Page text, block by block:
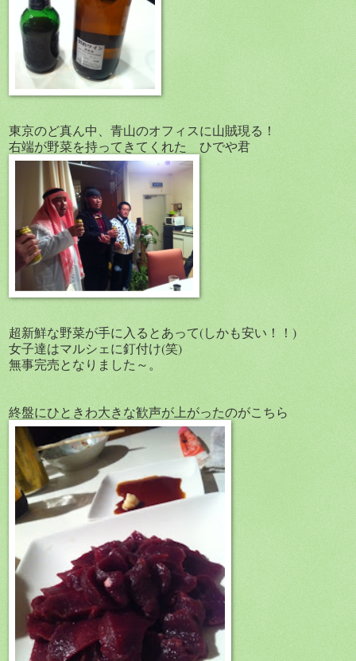
東京のど真ん中、青山のオフィスに山賊現る！
右端が野菜を持ってきてくれた ひでや君
超新鮮な野菜が手に入るとあって(しかも安い！！)
女子達はマルシェに釘付け(笑)
無事完売となりました～。
終盤にひときわ大きな歓声が上がったのがこちら